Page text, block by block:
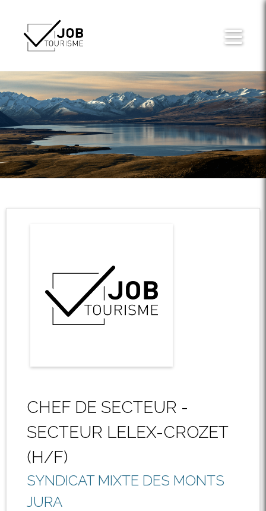
CHEF DE SECTEUR -
SECTEUR LELEX-CROZET
(H/F)
SYNDICAT MIXTE DES MONTS
JURA